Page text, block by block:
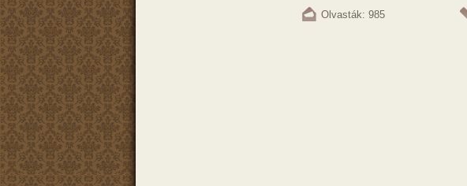
Olvasták: 985